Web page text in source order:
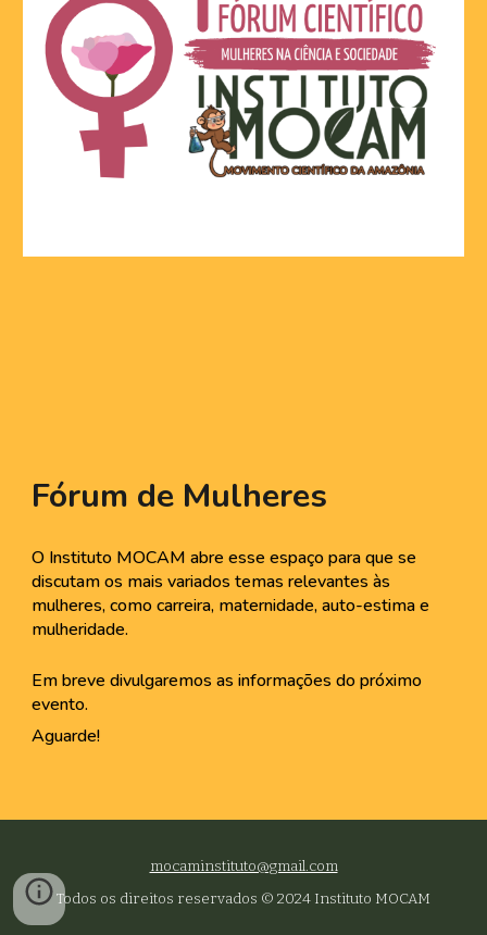
Fórum de Mulheres
O Instituto MOCAM abre esse espaço para que se
discutam os mais variados temas relevantes às
mulheres, como carreira, maternidade, auto-estima e
mulheridade.
Em breve divulgaremos as informações do próximo
evento.
Aguarde!
mocaminstituto@gmail.com
Todos os direitos reservados © 2024 Instituto MOCAM